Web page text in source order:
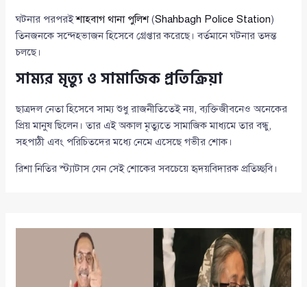
ঘটনার পরপরইশাহবাগ থানা পুলিশ(Shahbagh Police Station)
তিনজনকে সন্দেহভাজন হিসেবে গ্রেপ্তার করেছে। বর্তমানে ঘটনার তদন্ত
চলছে।
সাম্যর মৃত্যু ও সামাজিক প্রতিক্রিয়া
ছাত্রদল নেতা হিসেবে সাম্য শুধু রাজনীতিতেই নয়, ব্যক্তিজীবনেও অনেকের
প্রিয় মানুষ ছিলেন। তার এই অকাল মৃত্যুতে সামাজিক মাধ্যমে তার বন্ধু,
সহপাঠী এবং পরিচিতদের মধ্যে নেমে এসেছে গভীর শোক।
রিশা নিতির স্ট্যাটাস যেন সেই শোকের সবচেয়ে হৃদয়বিদারক প্রতিচ্ছবি।